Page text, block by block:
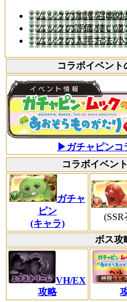
ムックの加護/召喚効
ムックの評価/使い道
ムックの入手方法/小
コラボイベント
▶ガチャピンコ
コラボイベン
ガチャ
ピン
(キャラ)
ボス攻
VH/EX
攻略